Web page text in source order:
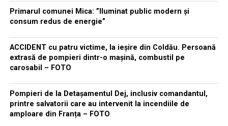
Primarul comunei Mica: ”Iluminat public modern și
consum redus de energie”
ACCIDENT cu patru victime, la ieșire din Coldău. Persoană
extrasă de pompieri dintr-o mașină, combustil pe
carosabil – FOTO
Pompieri de la Detașamentul Dej, inclusiv comandantul,
printre salvatorii care au intervenit la incendiile de
amploare din Franța – FOTO